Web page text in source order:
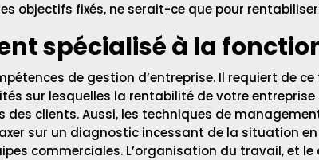
objectifs fixés, ne serait-ce que pour
spécialisé à la
de gestion d’entreprise. Il requiert de
sur lesquelles la rentabilité de votre
clients. Aussi, les techniques de
sur un diagnostic incessant de la situation
commerciales. L’organisation du travail, et